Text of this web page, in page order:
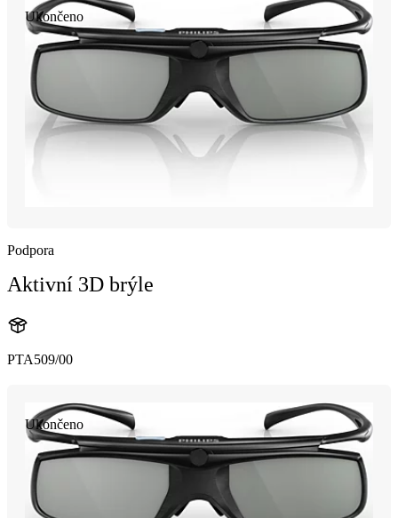
Ukončeno
Podpora
Aktivní 3D brýle
PTA509/00
Ukončeno